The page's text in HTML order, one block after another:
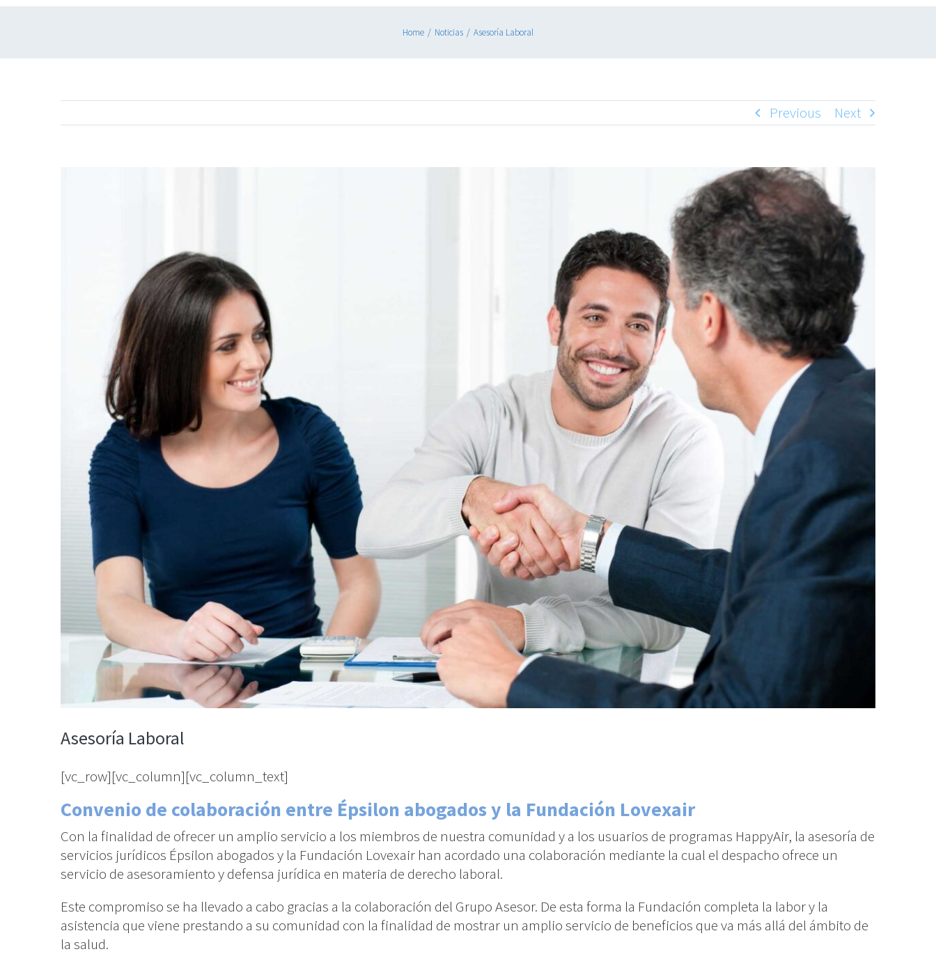
Home / Noticias / Asesoría Laboral
Previous Next
Asesoría Laboral
[vc_row][vc_column][vc_column_text]
Convenio de colaboración entre Épsilon abogados y la Fundación Lovexair
Con la finalidad de ofrecer un amplio servicio a los miembros de nuestra comunidad y a los usuarios de programas HappyAir, la asesoría de
servicios jurídicos Épsilon abogados y la Fundación Lovexair han acordado una colaboración mediante la cual el despacho ofrece un
servicio de asesoramiento y defensa jurídica en materia de derecho laboral.
Este compromiso se ha llevado a cabo gracias a la colaboración del Grupo Asesor. De esta forma la Fundación completa la labor y la
asistencia que viene prestando a su comunidad con la finalidad de mostrar un amplio servicio de beneficios que va más allá del ámbito de
la salud.